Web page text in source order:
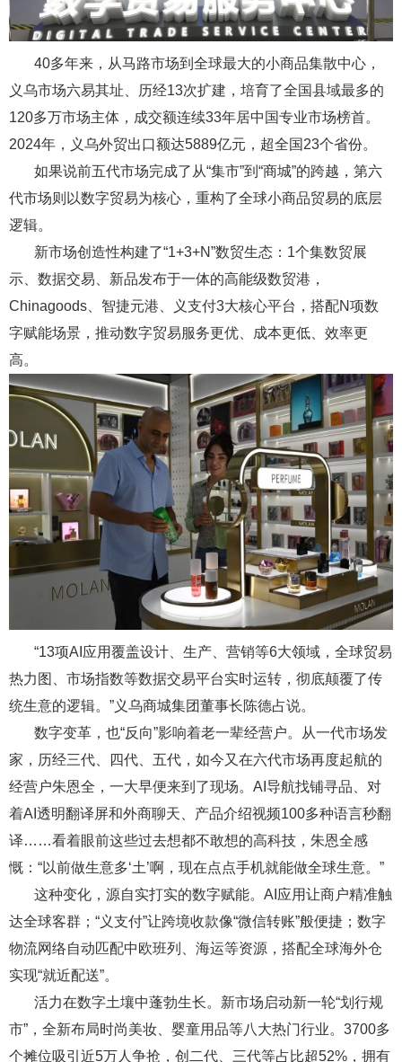
40多年来，从马路市场到全球最大的小商品集散中心，
义乌市场六易其址、历经13次扩建，培育了全国县域最多的
120多万市场主体，成交额连续33年居中国专业市场榜首。
2024年，义乌外贸出口额达5889亿元，超全国23个省份。
如果说前五代市场完成了从“集市”到“商城”的跨越，第六
代市场则以数字贸易为核心，重构了全球小商品贸易的底层
逻辑。
新市场创造性构建了“1+3+N”数贸生态：1个集数贸展
示、数据交易、新品发布于一体的高能级数贸港，
Chinagoods、智捷元港、义支付3大核心平台，搭配N项数
字赋能场景，推动数字贸易服务更优、成本更低、效率更
高。
“13项AI应用覆盖设计、生产、营销等6大领域，全球贸易
热力图、市场指数等数据交易平台实时运转，彻底颠覆了传
统生意的逻辑。”义乌商城集团董事长陈德占说。
数字变革，也“反向”影响着老一辈经营户。从一代市场发
家，历经三代、四代、五代，如今又在六代市场再度起航的
经营户朱恩全，一大早便来到了现场。AI导航找铺寻品、对
着AI透明翻译屏和外商聊天、产品介绍视频100多种语言秒翻
译……看着眼前这些过去想都不敢想的高科技，朱恩全感
慨：“以前做生意多‘土’啊，现在点点手机就能做全球生意。”
这种变化，源自实打实的数字赋能。AI应用让商户精准触
达全球客群；“义支付”让跨境收款像“微信转账”般便捷；数字
物流网络自动匹配中欧班列、海运等资源，搭配全球海外仓
实现“就近配送”。
活力在数字土壤中蓬勃生长。新市场启动新一轮“划行规
市”，全新布局时尚美妆、婴童用品等八大热门行业。3700多
个摊位吸引近5万人争抢，创二代、三代等占比超52%，拥有